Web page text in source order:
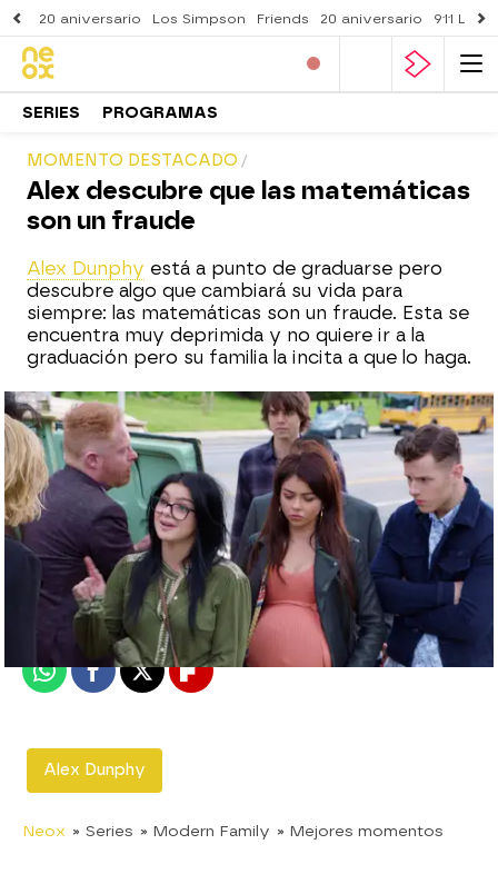
20 aniversario Los Simpson Friends 20 aniversario 911
SERIES PROGRAMAS
MOMENTO DESTACADO
Alex descubre que las matemáticas
son un fraude
Alex Dunphy está a punto de graduarse pero
descubre algo que cambiará su vida para
siempre: las matemáticas son un fraude. Esta se
encuentra muy deprimida y no quiere ir a la
graduación pero su familia la incita a que lo haga.
neox
Madrid
Publicado: 15 de mayo de 2019, 22:33
WhatsappFacebook
X Flipboard
Alex Dunphy
Neox » Series » Modern Family » Mejores momentos